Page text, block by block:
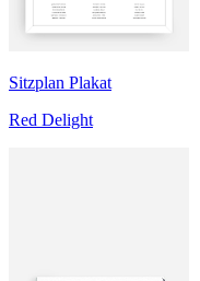
Sitzplan Plakat
Red Delight